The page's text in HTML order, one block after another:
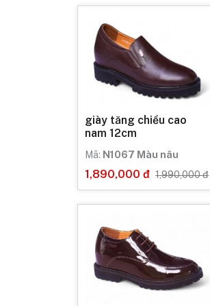
giày tăng chiều cao
nam 12cm
Mã: N1067 Màu nâu
1,890,000 đ 1,990,000 đ